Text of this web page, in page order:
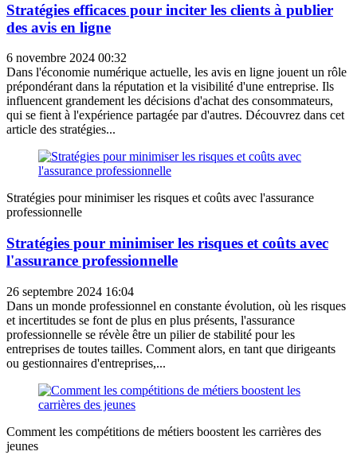
Stratégies efficaces pour inciter les clients à publier
des avis en ligne
6 novembre 2024 00:32
Dans l'économie numérique actuelle, les avis en ligne jouent un rôle
prépondérant dans la réputation et la visibilité d'une entreprise. Ils
influencent grandement les décisions d'achat des consommateurs,
qui se fient à l'expérience partagée par d'autres. Découvrez dans cet
article des stratégies...
Stratégies pour minimiser les risques et coûts avec l'assurance
professionnelle
Stratégies pour minimiser les risques et coûts avec
l'assurance professionnelle
26 septembre 2024 16:04
Dans un monde professionnel en constante évolution, où les risques
et incertitudes se font de plus en plus présents, l'assurance
professionnelle se révèle être un pilier de stabilité pour les
entreprises de toutes tailles. Comment alors, en tant que dirigeants
ou gestionnaires d'entreprises,...
Comment les compétitions de métiers boostent les carrières des
jeunes